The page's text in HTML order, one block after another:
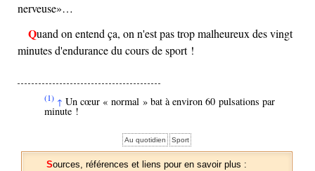
nerveuse …
Quand on entend ça, on n'est pas trop malheureux des vingt
minutes d'endurance du cours de sport !
(1) ↑ Un cœur « normal » bat à environ 60 pulsations par
minute !
Au quotidien Sport
Sources, références et liens pour en savoir plus :